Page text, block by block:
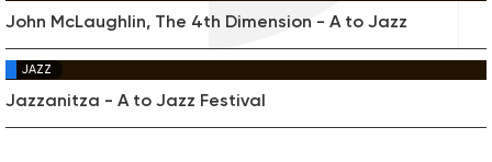
John McLaughlin, The 4th Dimension - A to Jazz
JAZZ
Jazzanitza - A to Jazz Festival